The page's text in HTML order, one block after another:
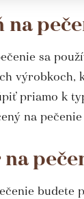
na
sa
výrobkoch,
priamo k
na